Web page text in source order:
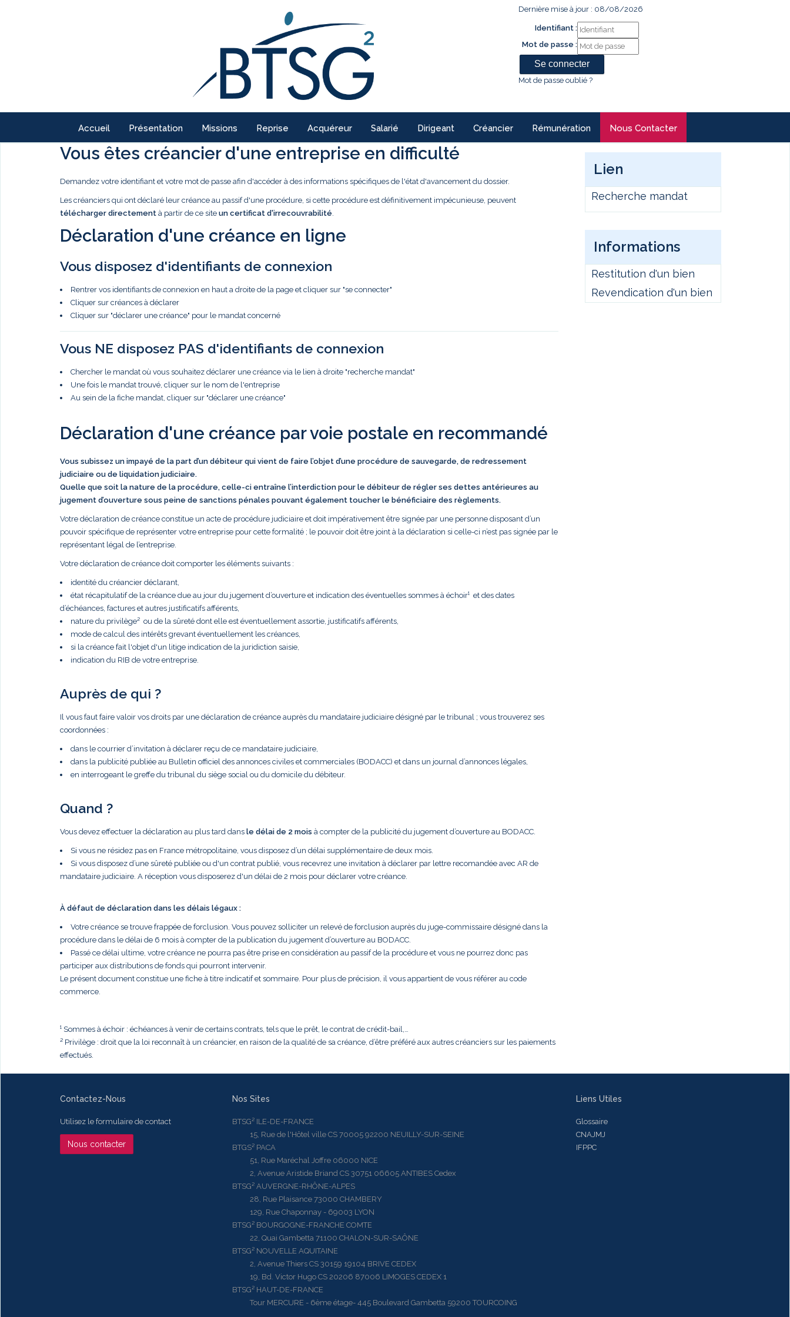
Dernière mise à jour : 08/08/2026
Identifiant :
Mot de passe :
Mot de passe oublié ?
Accueil Présentation Missions Reprise Acquéreur Salarié Dirigeant Créancier Rémunération Nous Contacter
Vous êtes créancier d'une entreprise en difficulté
Demandez votre identifiant et votre mot de passe afin d'accéder à des informations spécifiques de l'état d'avancement du dossier.
Les créanciers qui ont déclaré leur créance au passif d'une procédure, si cette procédure est définitivement impécunieuse, peuvent
télécharger directement à partir de ce site un certificat d'irrecouvrabilité.
Déclaration d'une créance en ligne
Vous disposez d'identifiants de connexion
Rentrer vos identifiants de connexion en haut a droite de la page et cliquer sur "se connecter"
Cliquer sur créances à déclarer
Cliquer sur "déclarer une créance" pour le mandat concerné
Vous NE disposez PAS d'identifiants de connexion
Chercher le mandat où vous souhaitez déclarer une créance via le lien à droite "recherche mandat"
Une fois le mandat trouvé, cliquer sur le nom de l'entreprise
Au sein de la fiche mandat, cliquer sur "déclarer une créance"
Déclaration d'une créance par voie postale en recommandé
Vous subissez un impayé de la part d’un débiteur qui vient de faire l’objet d’une procédure de sauvegarde, de redressement
judiciaire ou de liquidation judiciaire.
Quelle que soit la nature de la procédure, celle-ci entraîne l’interdiction pour le débiteur de régler ses dettes antérieures au
jugement d’ouverture sous peine de sanctions pénales pouvant également toucher le bénéficiaire des règlements.
Votre déclaration de créance constitue un acte de procédure judiciaire et doit impérativement être signée par une personne disposant d’un
pouvoir spécifique de représenter votre entreprise pour cette formalité ; le pouvoir doit être joint à la déclaration si celle-ci n’est pas signée par le
représentant légal de l’entreprise.
Votre déclaration de créance doit comporter les éléments suivants :
identité du créancier déclarant,
état récapitulatif de la créance due au jour du jugement d’ouverture et indication des éventuelles sommes à échoir¹ et des dates
d’échéances, factures et autres justificatifs afférents,
nature du privilège² ou de la sûreté dont elle est éventuellement assortie, justificatifs afférents,
mode de calcul des intérêts grevant éventuellement les créances,
si la créance fait l'objet d'un litige indication de la juridiction saisie,
indication du RIB de votre entreprise.
Auprès de qui ?
Il vous faut faire valoir vos droits par une déclaration de créance auprès du mandataire judiciaire désigné par le tribunal ; vous trouverez ses
coordonnées :
dans le courrier d’invitation à déclarer reçu de ce mandataire judiciaire,
dans la publicité publiée au Bulletin officiel des annonces civiles et commerciales (BODACC) et dans un journal d’annonces légales,
en interrogeant le greffe du tribunal du siège social ou du domicile du débiteur.
Quand ?
Vous devez effectuer la déclaration au plus tard dans le délai de 2 mois à compter de la publicité du jugement d’ouverture au BODACC.
Si vous ne résidez pas en France métropolitaine, vous disposez d’un délai supplémentaire de deux mois.
Si vous disposez d’une sûreté publiée ou d'un contrat publié, vous recevrez une invitation à déclarer par lettre recomandée avec AR de
mandataire judiciaire. A réception vous disposerez d'un délai de 2 mois pour déclarer votre créance.
À défaut de déclaration dans les délais légaux :
Votre créance se trouve frappée de forclusion. Vous pouvez solliciter un relevé de forclusion auprès du juge-commissaire désigné dans la
procédure dans le délai de 6 mois à compter de la publication du jugement d’ouverture au BODACC.
Passé ce délai ultime, votre créance ne pourra pas être prise en considération au passif de la procédure et vous ne pourrez donc pas
participer aux distributions de fonds qui pourront intervenir.
Le présent document constitue une fiche à titre indicatif et sommaire. Pour plus de précision, il vous appartient de vous référer au code
commerce.
¹ Sommes à échoir : échéances à venir de certains contrats, tels que le prêt, le contrat de crédit-bail,…
² Privilège : droit que la loi reconnaît à un créancier, en raison de la qualité de sa créance, d’être préféré aux autres créanciers sur les paiements
effectués.
Lien
Recherche mandat
Informations
Restitution d'un bien
Revendication d'un bien
Contactez-Nous
Utilisez le formulaire de contact
Nous contacter
Nos Sites
BTSG² ILE-DE-FRANCE
15, Rue de l'Hôtel ville CS 70005 92200 NEUILLY-SUR-SEINE
BTGS² PACA
51, Rue Maréchal Joffre 06000 NICE
2, Avenue Aristide Briand CS 30751 06605 ANTIBES Cedex
BTSG² AUVERGNE-RHÔNE-ALPES
28, Rue Plaisance 73000 CHAMBERY
129, Rue Chaponnay - 69003 LYON
BTSG² BOURGOGNE-FRANCHE COMTE
22, Quai Gambetta 71100 CHALON-SUR-SAÔNE
BTSG² NOUVELLE AQUITAINE
2, Avenue Thiers CS 30159 19104 BRIVE CEDEX
19, Bd. Victor Hugo CS 20206 87006 LIMOGES CEDEX 1
BTSG² HAUT-DE-FRANCE
Tour MERCURE - 6ème étage- 445 Boulevard Gambetta 59200 TOURCOING
Liens Utiles
Glossaire
CNAJMJ
IFPPC